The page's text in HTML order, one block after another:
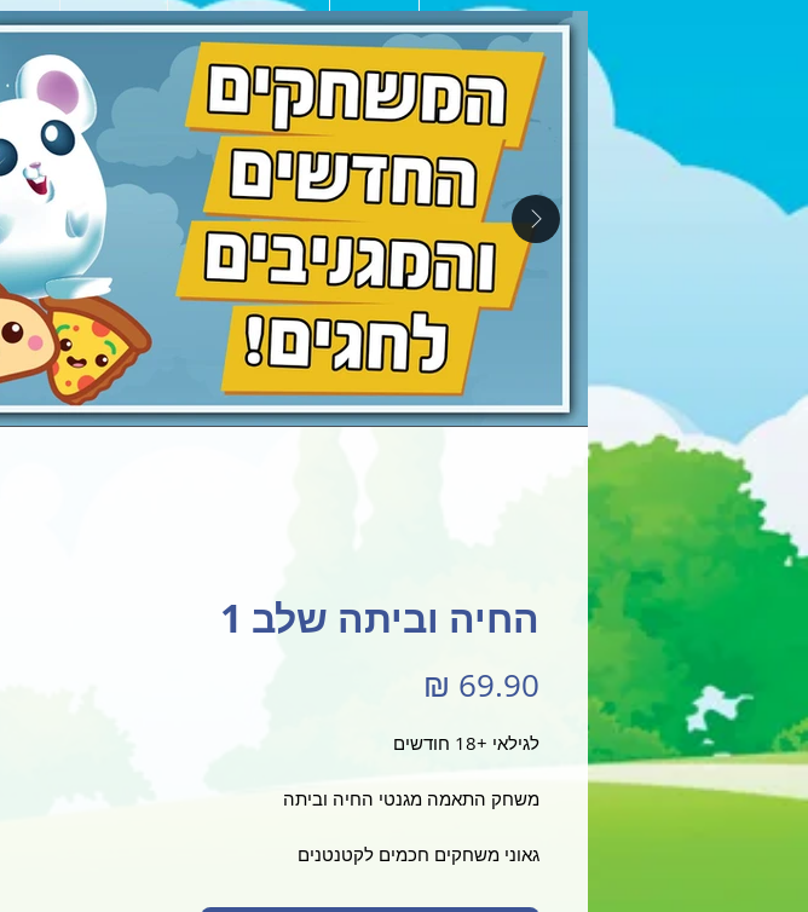
עגלת קניות
החיה וביתה שלב 1
לגילאי +18 חודשים
משחק התאמה מגנטי החיה וביתה
גאוני משחקים חכמים לקטנטנים